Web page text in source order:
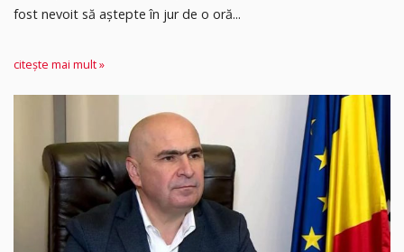
fost nevoit să aștepte în jur de o oră...
citește mai mult »